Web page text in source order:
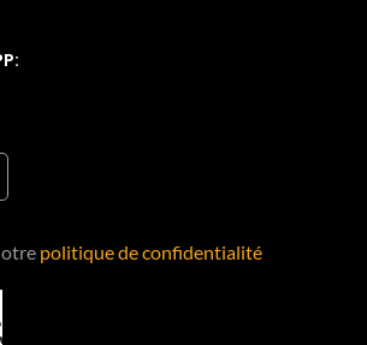
politique de confidentialité